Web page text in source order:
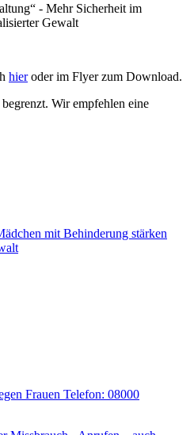
- Mehr Sicherheit im
Gewalt
hieroder im Flyer zum Download.
Wir empfehlen eine
mit Behinderung stärken